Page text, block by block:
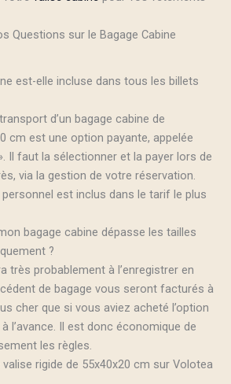
Questions sur le Bagage Cabine
est-elle incluse dans tous les billets
d’un bagage cabine de
cm est une option payante, appelée
Il faut la sélectionner et la payer lors de
via la gestion de votre réservation.
est inclus dans le tarif le plus
bagage cabine dépasse les tailles
?
très probablement à l’enregistrer en
de bagage vous seront facturés à
cher que si vous aviez acheté l’option
l’avance. Il est donc économique de
les règles.
rigide de 55x40x20 cm sur Volotea